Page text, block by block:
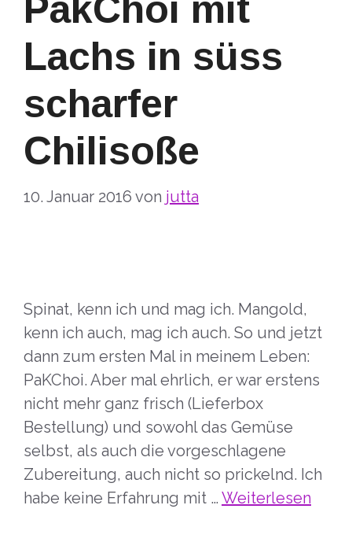
PakChoi mit
Lachs in süss
scharfer
Chilisoße
10. Januar 2016 von jutta
Spinat, kenn ich und mag ich. Mangold,
kenn ich auch, mag ich auch. So und jetzt
dann zum ersten Mal in meinem Leben:
PaKChoi. Aber mal ehrlich, er war erstens
nicht mehr ganz frisch (Lieferbox
Bestellung) und sowohl das Gemüse
selbst, als auch die vorgeschlagene
Zubereitung, auch nicht so prickelnd. Ich
habe keine Erfahrung mit … Weiterlesen